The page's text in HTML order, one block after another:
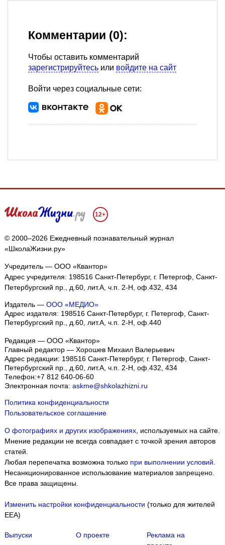
Комментарии (0):
Чтобы оставить комментарий
зарегистрируйтесь или войдите на сайт
Войти через социальные сети:
12+
© 2000–2026 Ежедневный познавательный журнал
«ШколаЖизни.ру»
Учредитель — ООО «Квантор»
Адрес учредителя: 198516 Санкт-Петербург, г. Петергоф, Санкт-
Петербургский пр., д.60, лит.А, ч.п. 2-Н, оф.432, 434
Издатель — ООО «МЕДИО»
Адрес издателя: 198516 Санкт-Петербург, г. Петергоф, Санкт-
Петербургский пр., д.60, лит.А, ч.п. 2-Н, оф.440
Редакция — ООО «Квантор»
Главный редактор — Хорошев Михаил Валерьевич
Адрес редакции: 198516 Санкт-Петербург, г. Петергоф, Санкт-
Петербургский пр., д.60, лит.А, ч.п. 2-Н, оф.432, 434
Телефон:+7 812 640-06-60
Электронная почта: askme@shkolazhizni.ru
Политика конфиденциальности
Пользовательское соглашение
О фотографиях и других изображениях, используемых на сайте.
Мнение редакции не всегда совпадает с точкой зрения авторов
статей.
Любая перепечатка возможна только при выполнении условий.
Несанкционированное использование материалов запрещено.
Все права защищены.
Изменить настройки конфиденциальности (только для жителей
EEA)
Выпуски О проекте
Реклама на